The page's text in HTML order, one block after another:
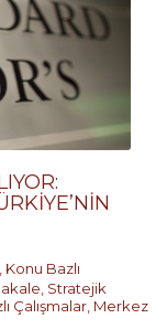
Konu Bazlı
Stratejik
Çalışmalar Merkez